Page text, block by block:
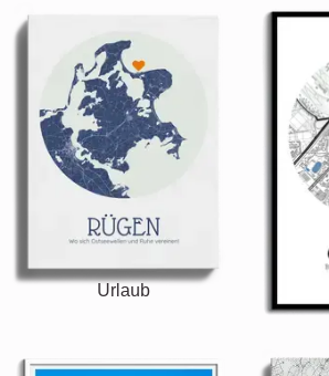
Urlaub